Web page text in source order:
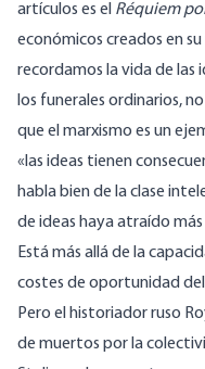
artículos es el Réquiem
económicos creados en
recordamos la vida de las
los funerales ordinarios,
que el marxismo es un
«las ideas tienen
habla bien de la clase
de ideas haya atraído
Está más allá de la
costes de oportunidad
Pero el historiador ruso
de muertos por la